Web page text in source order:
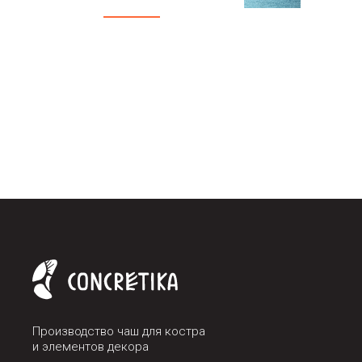
Производство чаш для костра
и элементов декора